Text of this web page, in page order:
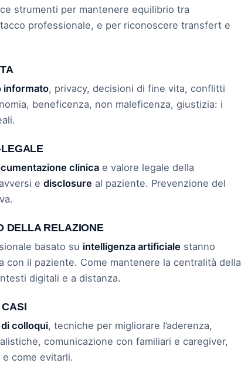
strumenti per mantenere equilibrio tra
professionale, e per riconoscere transfert e
informato, privacy, decisioni di fine vita, conflitti
beneficenza, non maleficenza, giustizia: i
clinica e valore legale della
e disclosure al paziente. Prevenzione del
DELLA RELAZIONE
basato su intelligenza artificiale stanno
con il paziente. Come mantenere la centralità della
digitali e a distanza.
colloqui, tecniche per migliorare l’aderenza,
comunicazione con familiari e caregiver,
come evitarli.